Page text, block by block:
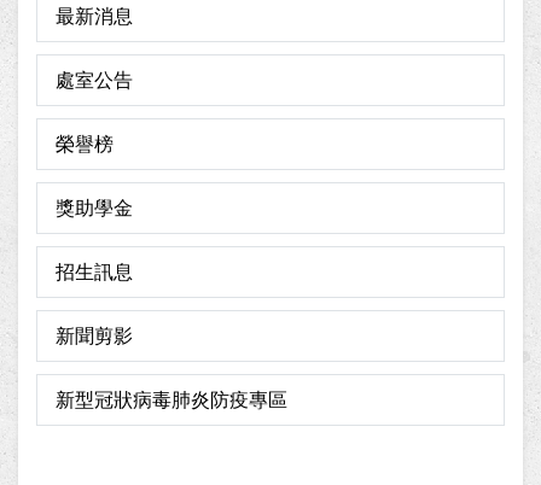
最新消息
處室公告
榮譽榜
獎助學金
招生訊息
新聞剪影
新型冠狀病毒肺炎防疫專區